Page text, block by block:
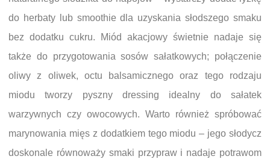
do herbaty lub smoothie dla uzyskania słodszego smaku
bez dodatku cukru. Miód akacjowy świetnie nadaje się
także do przygotowania sosów sałatkowych; połączenie
oliwy z oliwek, octu balsamicznego oraz tego rodzaju
miodu tworzy pyszny dressing idealny do sałatek
warzywnych czy owocowych. Warto również spróbować
marynowania mięs z dodatkiem tego miodu – jego słodycz
doskonale równoważy smaki przypraw i nadaje potrawom